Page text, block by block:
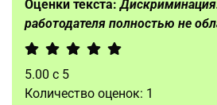
Оценки текста:
работодателя полностью не
5.00 с 5
Количество оценок: 1